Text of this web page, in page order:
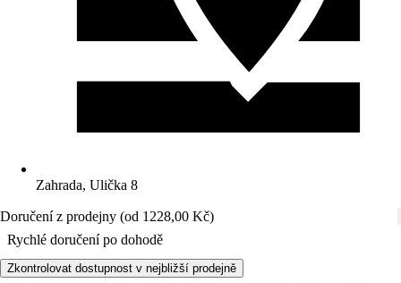
Zahrada, Ulička 8
Doručení z prodejny (od 1228,00 Kč)
Rychlé doručení po dohodě
Zkontrolovat dostupnost v nejbližší prodejně